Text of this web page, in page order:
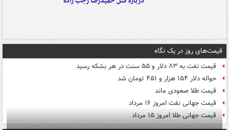
قیمت‌های روز در یک نگاه
قیمت نفت به ۸۳ دلار و ۵۵ سنت در هر بشکه رسید
حواله دلار ۱۵۴ هزار و ۴۵۱ تومان شد
قیمت طلا صعودی ماند
قیمت جهانی نفت امروز ۱۶ مرداد
قیمت جهانی طلا امروز ۱۵ مرداد